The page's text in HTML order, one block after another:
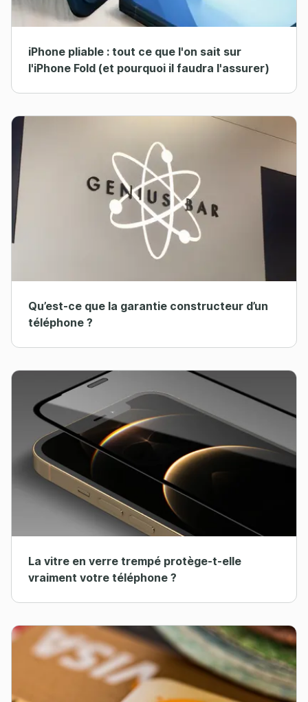
iPhone pliable : tout ce que l'on sait sur
l'iPhone Fold (et pourquoi il faudra l'assurer)
Qu’est-ce que la garantie constructeur d’un
téléphone ?
La vitre en verre trempé protège-t-elle
vraiment votre téléphone ?